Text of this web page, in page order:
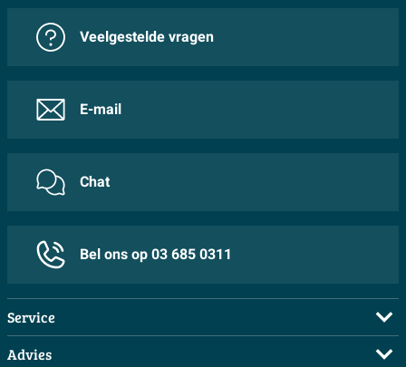
Veelgestelde vragen
E-mail
Chat
Bel ons op 03 685 0311
Service
Veelgestelde vragen
Advies